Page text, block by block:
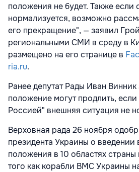
положения не будет. Также если
нормализуется, возможно
его прекращение", — заявил
региональными СМИ в среду в
размещено на его странице в
ria.ru.
Ранее депутат Рады Иван
положение могут продлить, если
Россией" внешняя ситуация не
Верховная рада 26 ноября
президента Украины о введении
положения в 10 областях
того как корабли ВМС Украины